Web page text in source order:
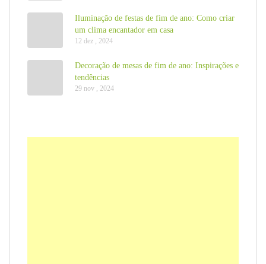
Iluminação de festas de fim de ano: Como criar
um clima encantador em casa
12 dez , 2024
Decoração de mesas de fim de ano: Inspirações e
tendências
29 nov , 2024